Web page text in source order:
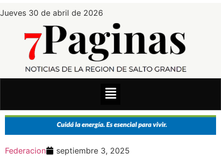
Jueves 30 de abril de 2026
Federacion septiembre 3, 2025